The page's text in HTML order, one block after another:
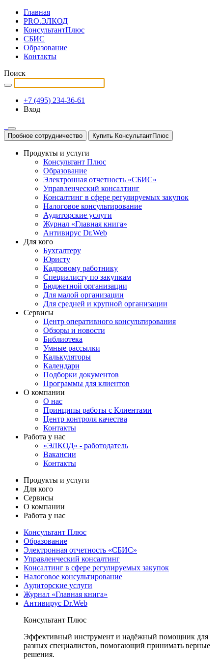
Главная
PRO.ЭЛКОД
КонсультантПлюс
СБИС
Образование
Контакты
Поиск
+7 (495) 234-36-61
Вход
Пробное сотрудничество Купить КонсультантПлюс
Продукты и услуги
Консультант Плюс
Образование
Электронная отчетность «СБИС»
Управленческий консалтинг
Консалтинг в сфере регулируемых закупок
Налоговое консультирование
Аудиторские услуги
Журнал «Главная книга»
Антивирус Dr.Web
Для кого
Бухгалтеру
Юристу
Кадровому работнику
Специалисту по закупкам
Бюджетной организации
Для малой организации
Для средней и крупной организации
Сервисы
Центр оперативного консультирования
Обзоры и новости
Библиотека
Умные рассылки
Калькуляторы
Календари
Подборки документов
Программы для клиентов
О компании
О нас
Принципы работы с Клиентами
Центр контроля качества
Контакты
Работа у нас
«ЭЛКОД» - работодатель
Вакансии
Контакты
Продукты и услуги
Для кого
Сервисы
О компании
Работа у нас
Консультант Плюс
Образование
Электронная отчетность «СБИС»
Управленческий консалтинг
Консалтинг в сфере регулируемых закупок
Налоговое консультирование
Аудиторские услуги
Журнал «Главная книга»
Антивирус Dr.Web
Консультант Плюс
Эффективный инструмент и надёжный помощник для
разных специалистов, помогающий принимать верные
решения.